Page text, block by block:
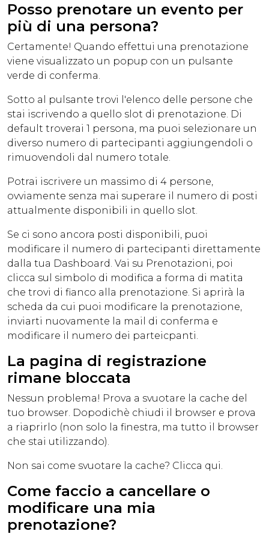
Posso prenotare un evento per
più di una persona?
Certamente! Quando effettui una prenotazione
viene visualizzato un popup con un pulsante
verde di conferma.
Sotto al pulsante trovi l'elenco delle persone che
stai iscrivendo a quello slot di prenotazione. Di
default troverai 1 persona, ma puoi selezionare un
diverso numero di partecipanti aggiungendoli o
rimuovendoli dal numero totale.
Potrai iscrivere un massimo di 4 persone,
ovviamente senza mai superare il numero di posti
attualmente disponibili in quello slot.
Se ci sono ancora posti disponibili, puoi
modificare il numero di partecipanti direttamente
dalla tua Dashboard. Vai su Prenotazioni, poi
clicca sul simbolo di modifica a forma di matita
che trovi di fianco alla prenotazione. Si aprirà la
scheda da cui puoi modificare la prenotazione,
inviarti nuovamente la mail di conferma e
modificare il numero dei parteicpanti.
La pagina di registrazione
rimane bloccata
Nessun problema! Prova a svuotare la cache del
tuo browser. Dopodichè chiudi il browser e prova
a riaprirlo (non solo la finestra, ma tutto il browser
che stai utilizzando).
Non sai come svuotare la cache? Clicca qui.
Come faccio a cancellare o
modificare una mia
prenotazione?